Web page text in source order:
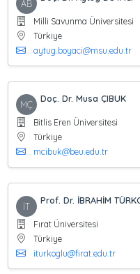
AB
Milli Savunma Üniversitesi
Türkiye
aytug.boyaci@msu.edu.tr
MÇ
Doç. Dr. Musa ÇIBUK
Bitlis Eren Üniversitesi
Türkiye
mcibuk@beu.edu.tr
İT
Prof. Dr. İBRAHİM
Fırat Üniversitesi
Türkiye
iturkoglu@firat.edu.tr